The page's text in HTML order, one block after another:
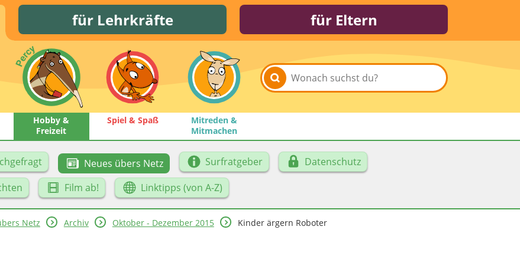
für Lehrkräfte für Eltern
Hobby &
Freizeit
Spiel & Spaß
Mitreden &
Mitmachen
Neues übers Netz Surfratgeber
Datenschutz
Film ab! Linktipps (von A-Z)
Netz Archiv Oktober - Dezember 2015 Kinder ärgern Roboter